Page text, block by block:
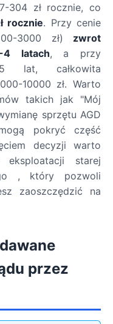
304 zł rocznie, co
rocznie. Przy cenie
3000 zł) zwrot
4 latach, a przy
lat, całkowita
10000 zł. Warto
takich jak "Mój
sprzętu AGD
pokryć część
decyzji warto
starej
, który pozwoli
zaoszczędzić na
przez